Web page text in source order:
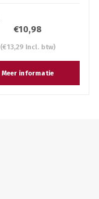
€10,98
(€13,29 Incl. btw)
Meer informatie